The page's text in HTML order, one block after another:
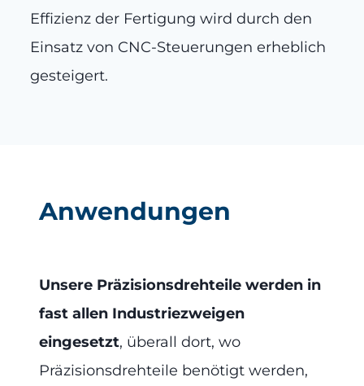
Effizienz der Fertigung wird durch den
Einsatz von CNC-Steuerungen erheblich
gesteigert.
Anwendungen
Unsere Präzisionsdrehteile werden in
fast allen Industriezweigen
eingesetzt, überall dort, wo
Präzisionsdrehteile benötigt werden,